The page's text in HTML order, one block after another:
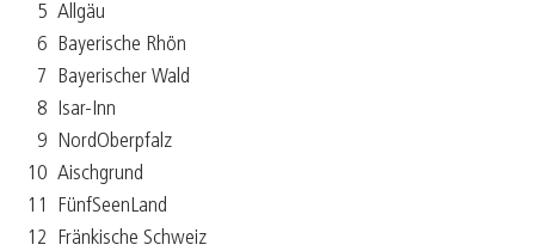
5 Allgäu
6 Bayerische Rhön
7 Bayerischer Wald
8 Isar-Inn
9 NordOberpfalz
10 Aischgrund
11
FünfSeenLand
12 Fränkische Schweiz